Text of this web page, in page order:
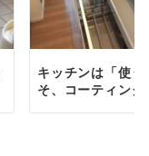
キッチンは「使
そ、コーティン